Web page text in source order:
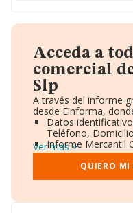
Acceda a
comercial
Slp
A través del informe
desde Einforma,
Datos
Teléfono,
Informe Mercantil
Gráficos de
Consejo de
Directivos y
Ver más
QUIERO